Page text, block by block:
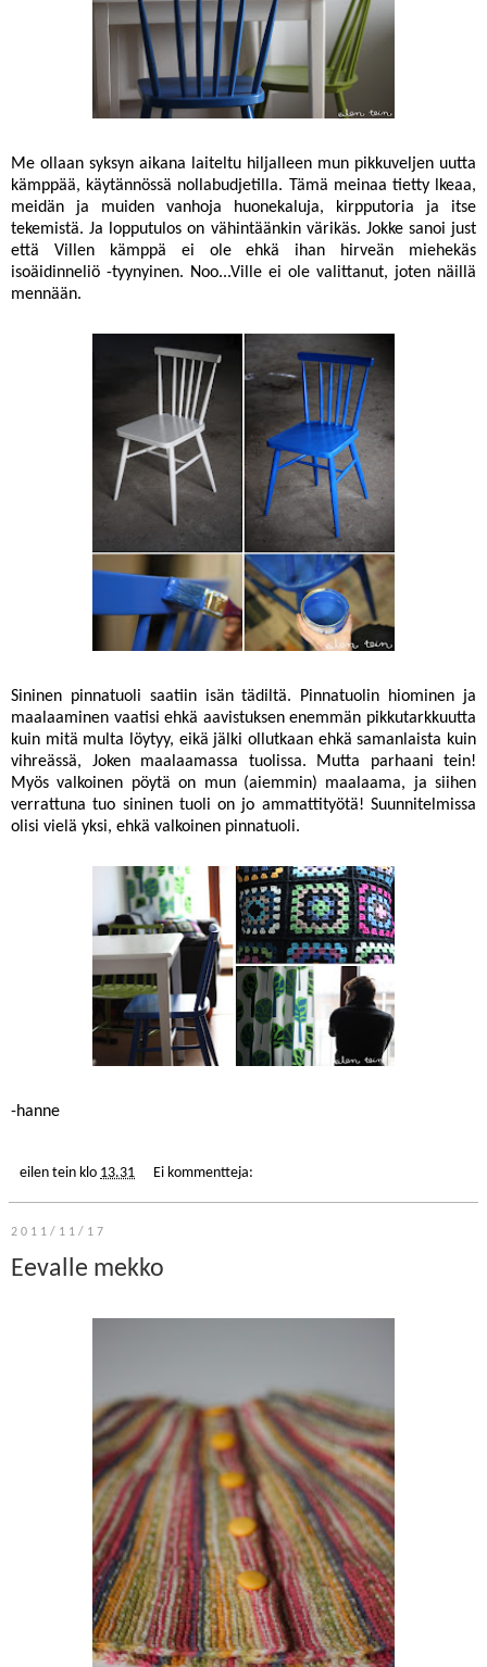
Me ollaan syksyn aikana laiteltu hiljalleen mun pikkuveljen uutta
kämppää, käytännössä nollabudjetilla. Tämä meinaa tietty lkeaa,
meidän ja muiden vanhoja huonekaluja, kirpputoria ja itse
tekemistä. Ja lopputulos on vähintäänkin värikäs. Jokke sanoi just
että Villen kämppä ei ole ehkä ihan hirveän miehekäs
isoäidinneliö -tyynyinen. Noo...Ville ei ole valittanut, joten näillä
mennään.
Sininen pinnatuoli saatiin isän tädiltä. Pinnatuolin hiominen ja
maalaaminen vaatisi ehkä aavistuksen enemmän pikkutarkkuutta
kuin mitä multa löytyy, eikä jälki ollutkaan ehkä samanlaista kuin
vihreässä, Joken maalaamassa tuolissa. Mutta parhaani tein!
Myös valkoinen pöytä on mun (aiemmin) maalaama, ja siihen
verrattuna tuo sininen tuoli on jo ammattityötä! Suunnitelmissa
olisi vielä yksi, ehkä valkoinen pinnatuoli.
-hanne
eilen tein klo 13.31 Ei kommentteja:
2011/11/17
Eevalle mekko